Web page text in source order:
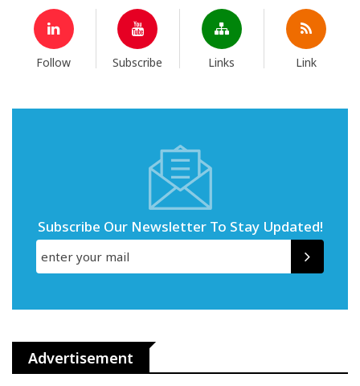
Follow Subscribe Links Link
Subscribe Our Newsletter To Stay Updated!
Advertisement